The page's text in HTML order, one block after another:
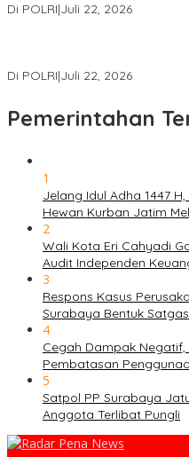
Di POLRI|Juli 22, 2026
Di POLRI|Juli 22, 2026
Pemerintahan
1
Jelang Idul Adha 1447
Hewan Kurban Jatim
2
Wali Kota Eri Cahyadi
Audit Independen
3
Respons Kasus
Surabaya Bentuk
4
Cegah Dampak Negatif,
Pembatasan
5
Satpol PP Surabaya
Anggota Terlibat Pungli